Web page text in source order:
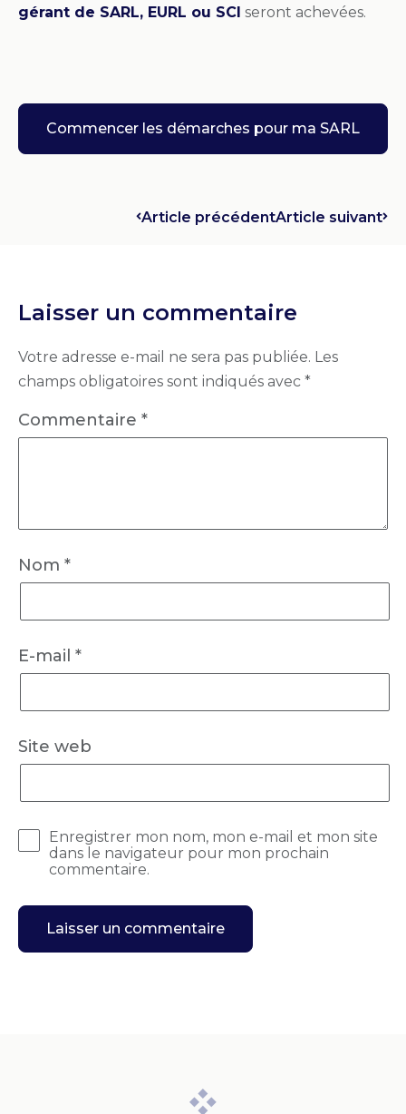
gérant de SARL, EURL ou SCI seront achevées.
Commencer les démarches pour ma SARL
Article précédentArticle suivant
Laisser un commentaire
Votre adresse e-mail ne sera pas publiée. Les
champs obligatoires sont indiqués avec *
Commentaire *
Nom *
E-mail *
Site web
Enregistrer mon nom, mon e-mail et mon site
dans le navigateur pour mon prochain
commentaire.